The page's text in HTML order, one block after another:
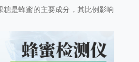
是蜂蜜的主要成分，其比例影响